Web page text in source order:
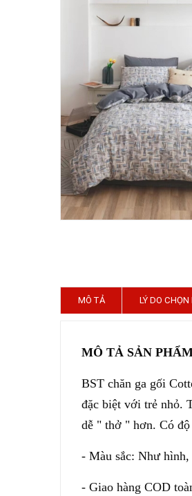
MÔ TẢ LÝ DO CHỌN
MÔ TẢ SẢN
BST chăn ga gối
đặc biệt với trẻ nhỏ.
dễ " thở " hơn. Có
- Màu sắc: Như hình,
- Giao hàng COD